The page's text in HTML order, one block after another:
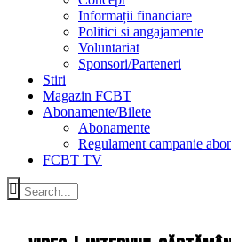
Informații financiare
Politici si angajamente
Voluntariat
Sponsori/Parteneri
Stiri
Magazin FCBT
Abonamente/Bilete
Abonamente
Regulament campanie
FCBT TV